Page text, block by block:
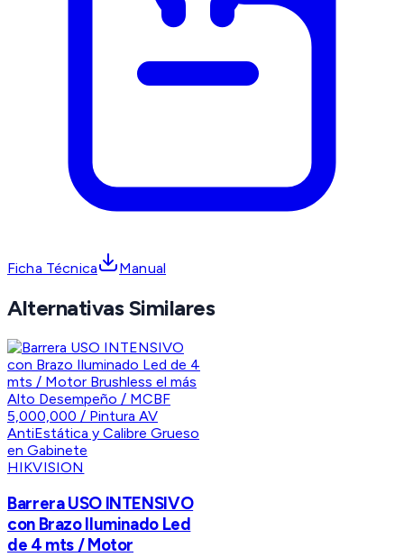
Ficha Técnica Manual
Alternativas Similares
HIKVISION
Barrera USO INTENSIVO
con Brazo Iluminado Led
de 4 mts / Motor